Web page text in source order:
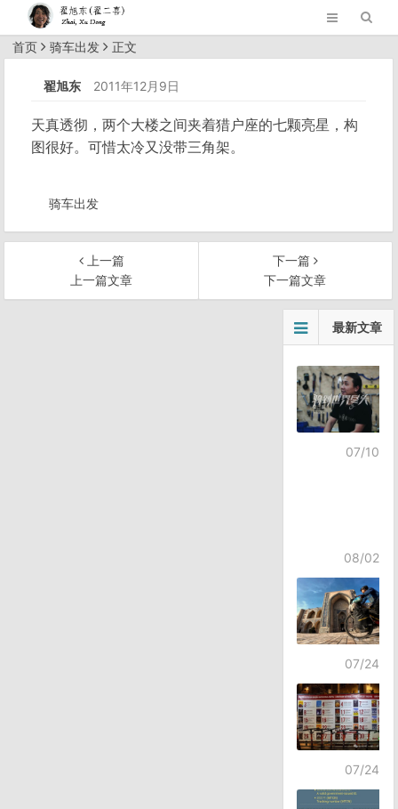
首页 骑车出发 正文
翟旭东 2011年12月9日
天真透彻，两个大楼之间夹着猎户座的七颗亮星，构
图很好。可惜太冷又没带三角架。
骑车出发
上一篇
上一篇文章
下一篇
下一篇文章
最新文章
07/10
08/02
07/24
07/24